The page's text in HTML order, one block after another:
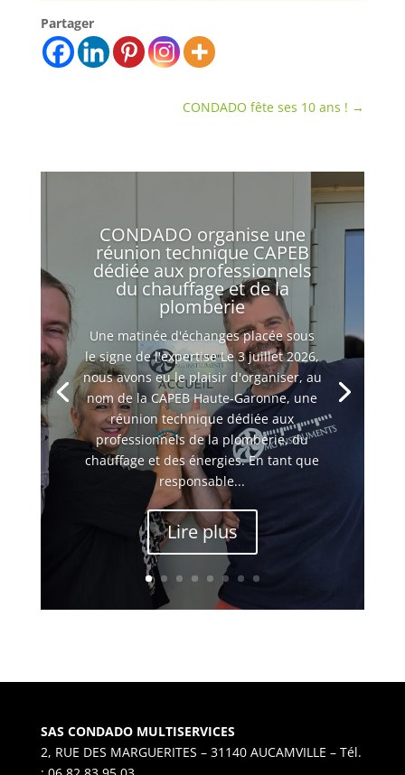
Partager
CONDADO fête ses 10 ans ! →
CONDADO organise une
réunion technique CAPEB
dédiée aux professionnels
du chauffage et de la
plomberie
Une matinée d'échanges placée sous
le signe de l'expertise Le 3 juillet 2026,
nous avons eu le plaisir d'organiser, au
nom de la CAPEB Haute-Garonne, une
réunion technique dédiée aux
professionnels de la plomberie, du
chauffage et des énergies. En tant que
responsable...
Lire plus
SAS CONDADO MULTISERVICES
2, RUE DES MARGUERITES – 31140 AUCAMVILLE – Tél.